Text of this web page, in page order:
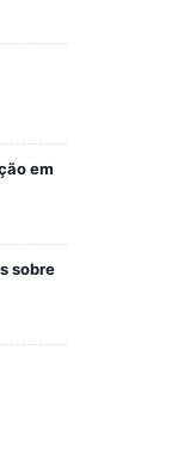
em
sobre